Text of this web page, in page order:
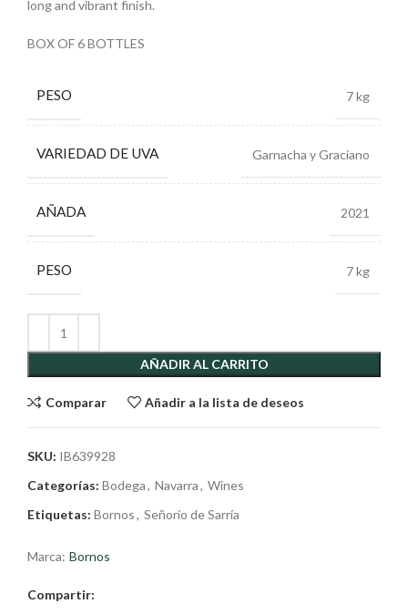
long and vibrant finish.
BOX OF 6 BOTTLES
PESO 7 kg
VARIEDAD DE UVA Garnacha y Graciano
AÑADA 2021
PESO 7 kg
AÑADIR AL CARRITO
Comparar Añadir a la lista de deseos
SKU: IB639928
Categorías: Bodega, Navarra, Wines
Etiquetas: Bornos, Señorío de Sarría
Marca: Bornos
Compartir: